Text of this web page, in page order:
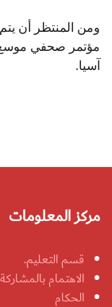
ومن المنتظر أن
مؤتمر صحفي موسع
آسيا.
مركز المعلومات
قسم التعليم.
الاهتمام
الحكام